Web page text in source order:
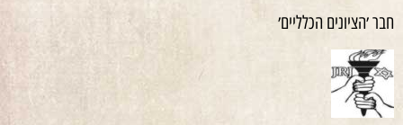
חבר ׳הציונים הכלליים׳